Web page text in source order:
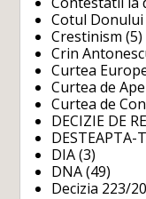
Cotul Donului
Crestinism (5)
Crin
Curtea
Curtea de
Curtea de
DECIZIE DE
DESTEAPTA-
DIA (3)
DNA (49)
Decizia 223/